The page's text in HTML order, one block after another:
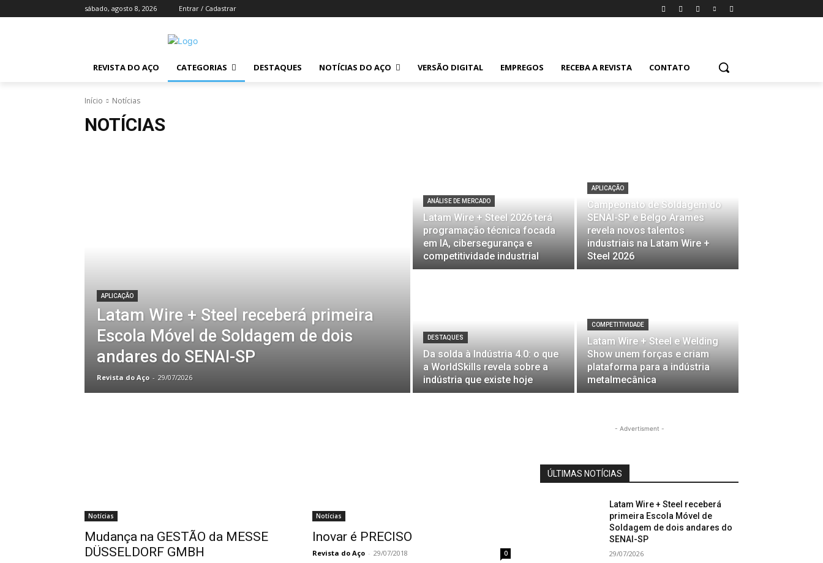
sábado, agosto 8, 2026 Entrar / Cadastrar
REVISTA DO AÇO CATEGORIAS DESTAQUES NOTÍCIAS DO AÇO VERSÃO DIGITAL EMPREGOS RECEBA A REVISTA CONTATO
Início Notícias
NOTÍCIAS
APLICAÇÃO
Latam Wire + Steel receberá primeira
Escola Móvel de Soldagem de dois
andares do SENAI-SP
Revista do Aço - 29/07/2026
ANÁLISE DE MERCADO
Latam Wire + Steel 2026 terá
programação técnica focada
em IA, cibersegurança e
competitividade industrial
APLICAÇÃO
Campeonato de Soldagem do
SENAI-SP e Belgo Arames
revela novos talentos
industriais na Latam Wire +
Steel 2026
DESTAQUES
Da solda à Indústria 4.0: o que
a WorldSkills revela sobre a
indústria que existe hoje
COMPETITIVIDADE
Latam Wire + Steel e Welding
Show unem forças e criam
plataforma para a indústria
metalmecânica
Notícias
Mudança na GESTÃO da MESSE
DÜSSELDORF GMBH
Notícias
Inovar é PRECISO
Revista do Aço - 29/07/2018 0
- Advertisment -
ÚLTIMAS NOTÍCIAS
Latam Wire + Steel receberá
primeira Escola Móvel de
Soldagem de dois andares do
SENAI-SP
29/07/2026